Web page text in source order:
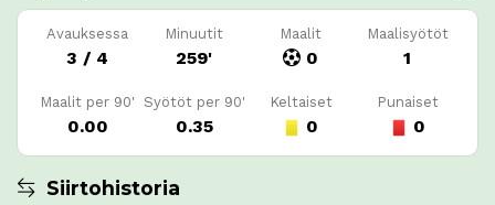
Avauksessa
3 / 4
Minuutit
259'
Maalit
0
Maalisyötöt
1
Maalit per 90'
0.00
Syötöt per 90'
0.35
Keltaiset
0
Punaiset
0
Siirtohistoria